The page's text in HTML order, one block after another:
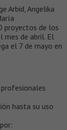
Arbid, Angelika
proyectos de los
mes de abril. El
el 7 de mayo en
hasta su uso